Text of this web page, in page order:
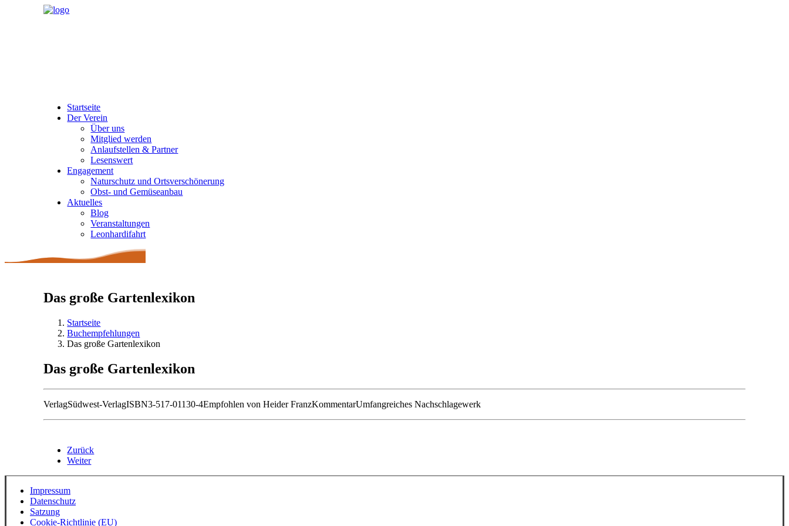
Startseite
Der Verein
Über uns
Mitglied werden
Anlaufstellen & Partner
Lesenswert
Engagement
Naturschutz und Ortsverschönerung
Obst- und Gemüseanbau
Aktuelles
Blog
Veranstaltungen
Leonhardifahrt
Das große Gartenlexikon
Startseite
Buchempfehlungen
Das große Gartenlexikon
Das große Gartenlexikon
VerlagSüdwest-VerlagISBN3-517-01130-4Empfohlen vonHeider FranzKommentarUmfangreiches Nachschlagewerk
Zurück
Weiter
Impressum
Datenschutz
Satzung
Cookie-Richtlinie (EU)